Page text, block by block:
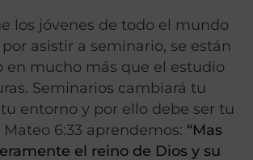
los jóvenes de todo el mundo
asistir a seminario, se están
en mucho más que el estudio
Seminarios cambiará tu
entorno y por ello debe ser tu
6:33 aprendemos: “Mas
el reino de Dios y su